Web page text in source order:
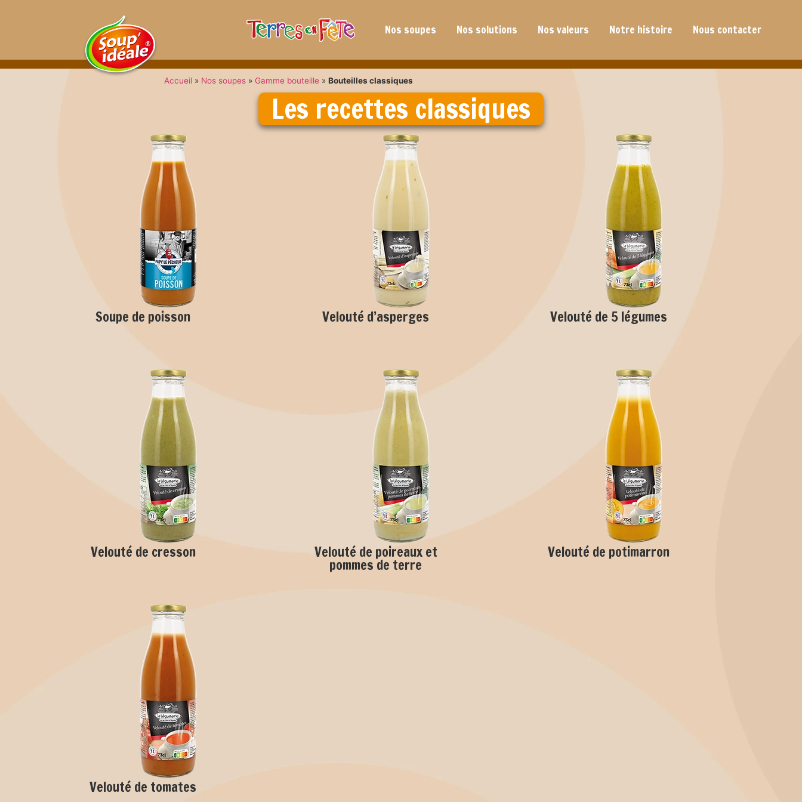
Nos soupes Nos solutions Nos valeurs Notre histoire Nous contacter
Accueil» Nos soupes» Gamme bouteille » Bouteilles classiques
Les recettes classiques
Soupe de poisson Velouté d’asperges Velouté de 5 légumes
Velouté de cresson Velouté de poireaux et
pommes de terre
Velouté de potimarron
Velouté de tomates